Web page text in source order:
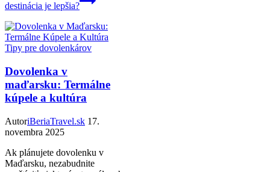
destinácia je lepšia?
Tipy pre dovolenkárov
Dovolenka v
maďarsku: Termálne
kúpele a kultúra
AutoriBeriaTravel.sk 17.
novembra 2025
Ak plánujete dovolenku v
Maďarsku, nezabudnite